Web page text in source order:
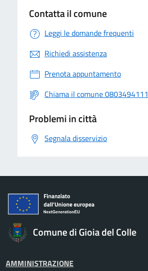
Contatta il comune
Leggi le domande frequenti
Richiedi assistenza
Prenota appuntamento
Chiama il comune 0803494111
Problemi in città
Segnala disservizio
Comune di Gioia del Colle
AMMINISTRAZIONE